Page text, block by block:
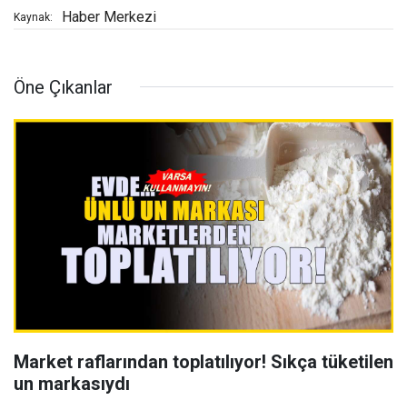
Kaynak: Haber Merkezi
Öne Çıkanlar
Market raflarından toplatılıyor! Sıkça tüketilen
un markasıydı